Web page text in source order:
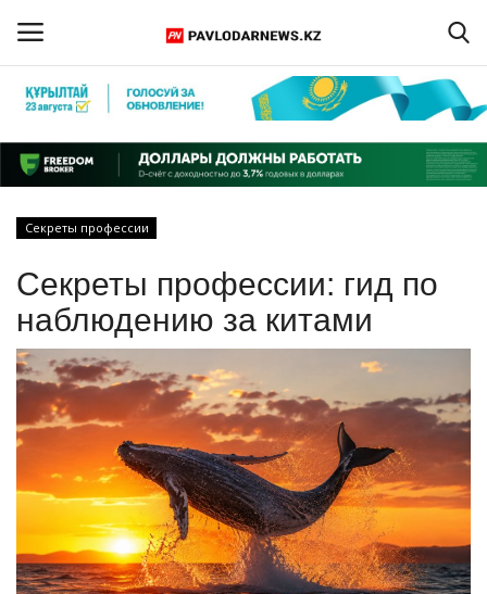
Регистрация
Главная
ПАВЛОДАРСКАЯ ОБЛАСТЬ
КАЗАХСТАН
МИР
СПЕЦПРОЕКТЫ
Чек-лист
Секреты профессии
Секреты профессии: гид по
наблюдению за китами